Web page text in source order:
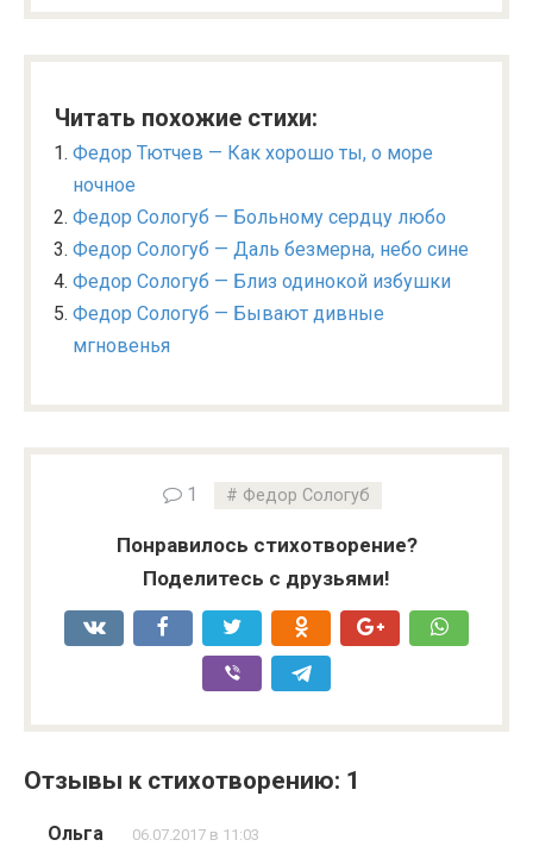
Читать похожие стихи:
Федор Тютчев — Как хорошо ты, о море
ночное
Федор Сологуб — Больному сердцу любо
Федор Сологуб — Даль безмерна, небо сине
Федор Сологуб — Близ одинокой избушки
Федор Сологуб — Бывают дивные
мгновенья
1 Федор Сологуб
Понравилось стихотворение?
Поделитесь с друзьями!
Отзывы к стихотворению: 1
Ольга 06.07.2017 в 11:03